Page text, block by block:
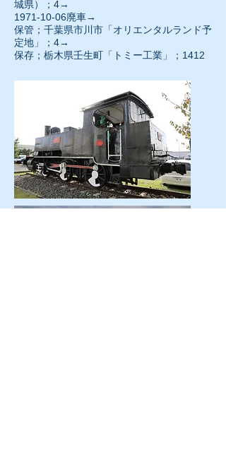
城県）；4→
1971-10-06廃車→
保管；千葉県市川市「オリエンタルランド予
定地」；4→
保存；栃木県壬生町「トミー工業」；1412